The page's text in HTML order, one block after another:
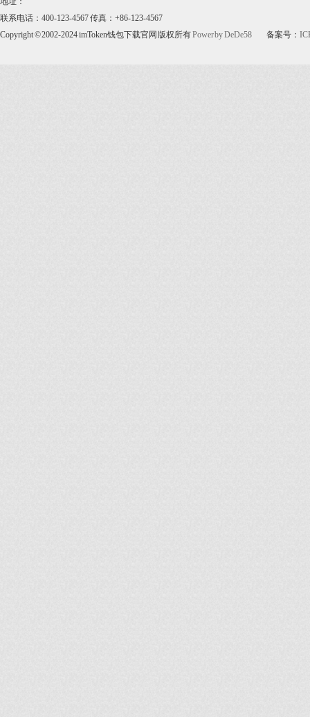
联系电话：400-123-4567 传真：+86-123-4567
Copyright © 2002-2024 imToken钱包下载官网 版权所有Power by DeDe58 备案号：